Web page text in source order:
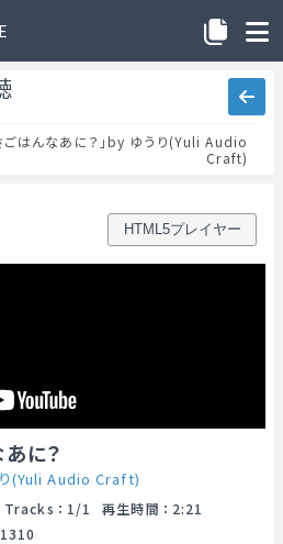
ごはんなあに？」by ゆうり(Yuli Audio
Craft)
HTML5プレイヤー
に？
(Yuli Audio Craft)
Tracks ： 1/1 再生時間 ： 2:21
1310